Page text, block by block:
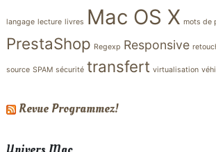
langage lecture livres Mac OS X mots de
PrestaShop Regexp Responsive
source SPAM sécurité transfert virtualisation
Revue Programmez!